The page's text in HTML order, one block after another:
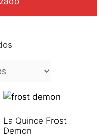
últimos
La Quince Frost
Demon